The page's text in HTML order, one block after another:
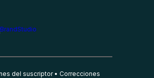
del suscriptor Correcciones